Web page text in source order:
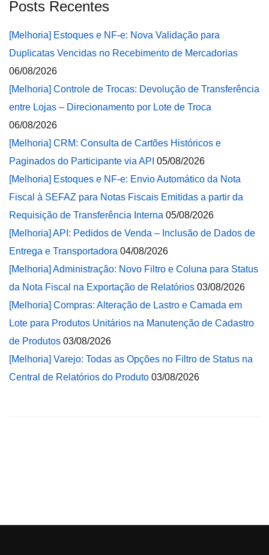
Posts Recentes
[Melhoria] Estoques e NF-e: Nova Validação para
Duplicatas Vencidas no Recebimento de Mercadorias
06/08/2026
[Melhoria] Controle de Trocas: Devolução de Transferência
entre Lojas – Direcionamento por Lote de Troca
06/08/2026
[Melhoria] CRM: Consulta de Cartões Históricos e
Paginados do Participante via API 05/08/2026
[Melhoria] Estoques e NF-e: Envio Automático da Nota
Fiscal à SEFAZ para Notas Fiscais Emitidas a partir da
Requisição de Transferência Interna 05/08/2026
[Melhoria] API: Pedidos de Venda – Inclusão de Dados de
Entrega e Transportadora 04/08/2026
[Melhoria] Administração: Novo Filtro e Coluna para Status
da Nota Fiscal na Exportação de Relatórios 03/08/2026
[Melhoria] Compras: Alteração de Lastro e Camada em
Lote para Produtos Unitários na Manutenção de Cadastro
de Produtos 03/08/2026
[Melhoria] Varejo: Todas as Opções no Filtro de Status na
Central de Relatórios do Produto 03/08/2026